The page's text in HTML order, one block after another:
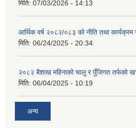
मिति: 07/03/2026 - 14:13
आर्थिक वर्ष २०८२/०८३ को नीति तथा कार्यक्रम
मिति: 06/24/2025 - 20:34
२०८२ बैशाख महिनाको चालु र पुँजिगत तर्फको
मिति: 06/04/2025 - 10:19
अन्य